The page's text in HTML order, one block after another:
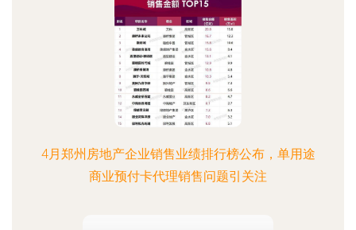
4月郑州房地产企业销售业绩排行榜公布，单用途
商业预付卡代理销售问题引关注